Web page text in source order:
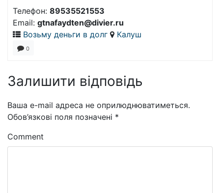
Телефон: 89535521553
Email: gtnafaydten@divier.ru
Возьму деньги в долг
Калуш
0
Залишити відповідь
Ваша e-mail адреса не оприлюднюватиметься.
Обов’язкові поля позначені *
Comment